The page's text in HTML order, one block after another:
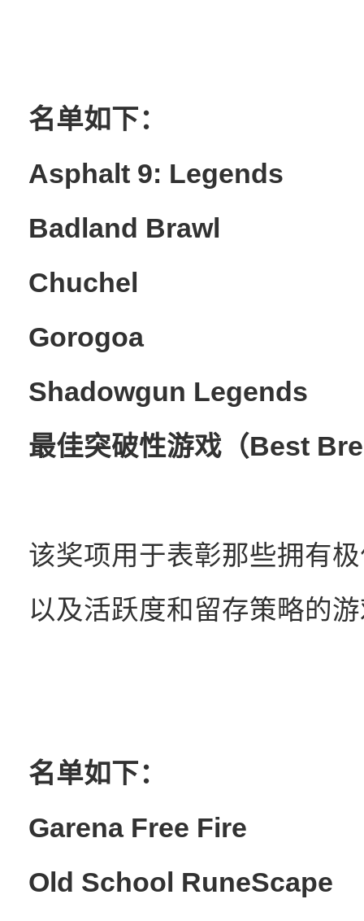
名单如下：
Asphalt 9: Legends
Badland Brawl
Chuchel
Gorogoa
Shadowgun Legends
最佳突破性游戏（Best
该奖项用于表彰那些拥有
以及活跃度和留存策略的
名单如下：
Garena Free Fire
Old School RuneScape